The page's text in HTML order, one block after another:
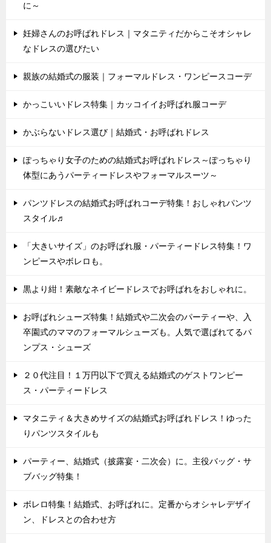
に～
妊婦さんのお呼ばれドレス｜マタニティだからこそオシャレ
なドレスの選びたい
親族の結婚式の服装｜フォーマルドレス・ワンピースコーデ
かっこいいドレス特集｜カッコイイお呼ばれ服コーデ
かぶらないドレス選び｜結婚式・お呼ばれドレス
ぽっちゃり女子のための結婚式お呼ばれドレス～ぽっちゃり
体型にあうパーティードレスやフォーマルスーツ～
パンツドレスの結婚式お呼ばれコーデ特集！おしゃれパンツ
スタイル♬
「大きいサイズ」のお呼ばれ服・パーティードレス特集！ワ
ンピースやボレロも。
黒より紺！素敵なネイビードレスでお呼ばれをおしゃれに。
お呼ばれシューズ特集！結婚式や二次会のパーティーや、入
卒園式のママのフォーマルシューズも。人気で選ばれてるパ
ンプス・シューズ
２０代注目！１万円以下で買える結婚式のゲストワンピー
ス・パーティードレス
マタニティ＆大きめサイズの結婚式お呼ばれドレス！ゆった
りパンツスタイルも
パーティー、結婚式（披露宴・二次会）に。主役バッグ・サ
ブバッグ特集！
ボレロ特集！結婚式、お呼ばれに。定番からオシャレデザイ
ン、ドレスとの合わせ方